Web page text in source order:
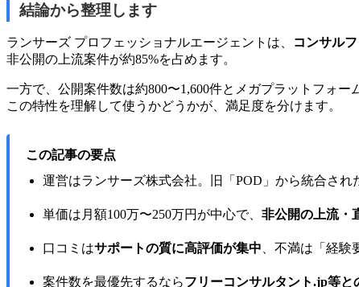
結論から整理します
ランサーズ プロフェッショナルエージェントは、 コンサル
非公開の上流案件が約85%を占めます。
一方で、公開案件数は約800〜1,600件とメガプラットフォ
この特性を理解して使うかどうかが、満足度を分けます。
この記事の要点
運営はランサーズ株式会社。旧「POD」から統合され
単価は月額100万〜250万円が中心で、 非公開の上流・
口コミはサポートの質に高評価が集中 、不満は「経
案件数を最優先するならフリーコンサルタント.jp等と